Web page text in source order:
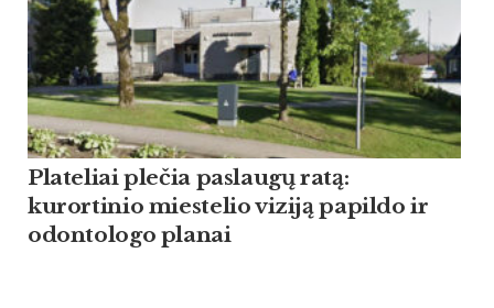
Plateliai plečia paslaugų ratą:
kurortinio miestelio viziją papildo ir
odontologo planai